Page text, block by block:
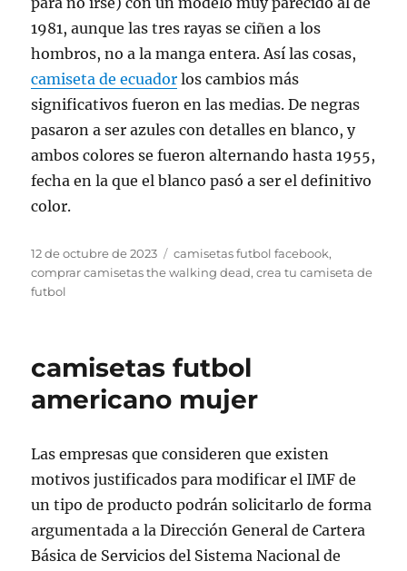
1981, aunque las tres rayas se ciñen a los
hombros, no a la manga entera. Así las cosas,
camiseta de ecuador los cambios más
significativos fueron en las medias. De negras
pasaron a ser azules con detalles en blanco, y
ambos colores se fueron alternando hasta 1955,
fecha en la que el blanco pasó a ser el definitivo
color.
Publicado
el
12 de octubre de 2023 Etiquetas
camisetas futbol facebook,
comprar camisetas the walking dead,crea tu camiseta de
futbol
camisetas futbol
americano mujer
Las empresas que consideren que existen
motivos justificados para modificar el IMF de
un tipo de producto podrán solicitarlo de forma
argumentada a la Dirección General de Cartera
Básica de Servicios del Sistema Nacional de